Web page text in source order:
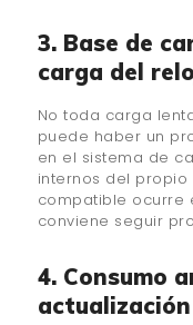
3. Base de
carga del
No toda carga
puede haber un
en el sistema de
internos del
compatible ocurre
conviene seguir
4. Consumo
actualización